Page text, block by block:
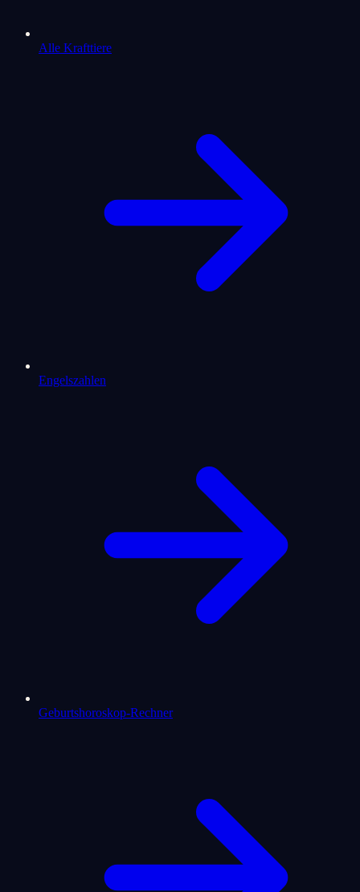
Alle Krafttiere
Engelszahlen
Geburtshoroskop-Rechner